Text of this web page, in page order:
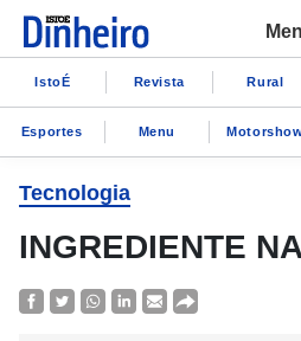
IstoÉ Revista Rural
Esportes Menu
Tecnologia
INGREDIENTE